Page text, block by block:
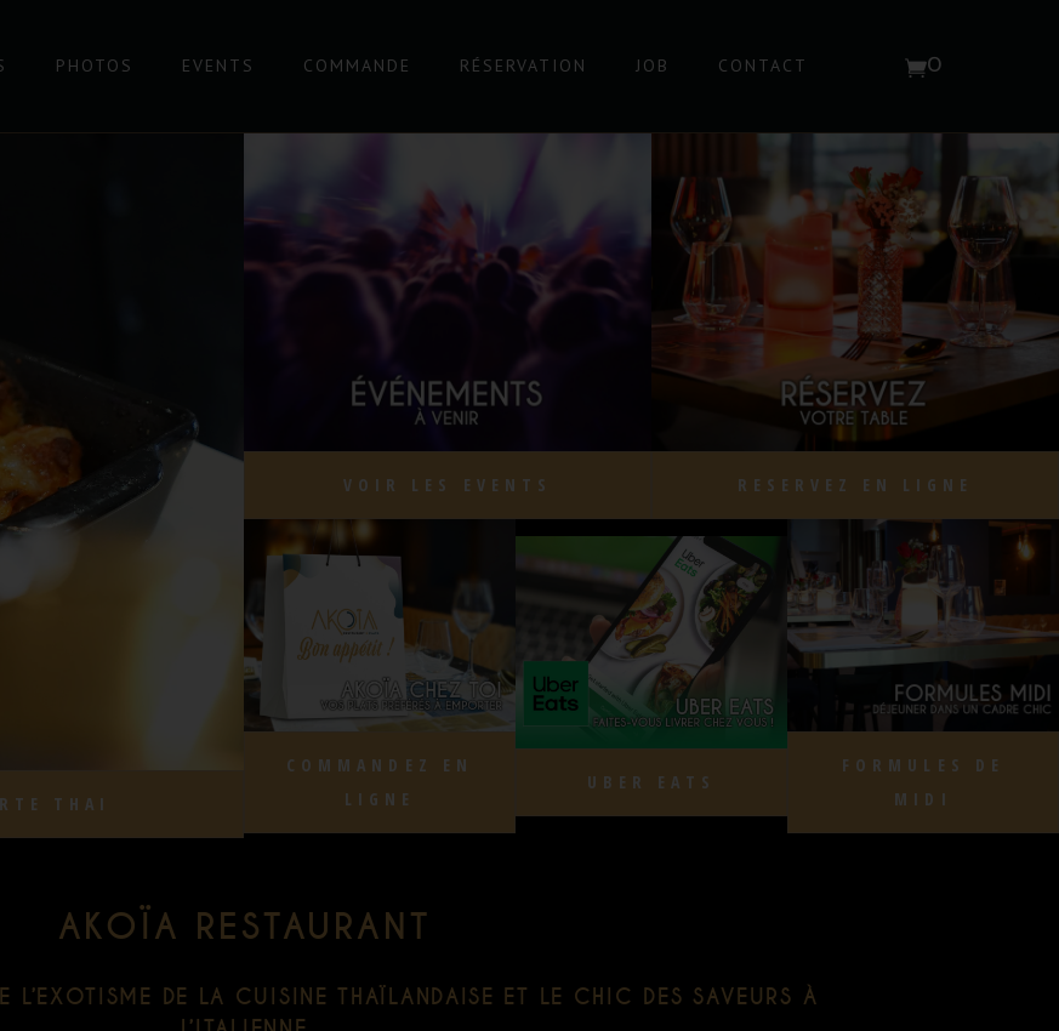
PHOTOS EVENTS COMMANDE RÉSERVATION JOB CONTACT 0
Votre panier est vide
THAI
VOIR LES EVENTS RESERVEZ EN LIGNE
COMMANDEZ EN
LIGNE
UBER EATS
FORMULES DE
MIDI
AKOÏA RESTAURANT
L’EXOTISME DE LA CUISINE THAÏLANDAISE ET LE CHIC DES SAVEURS À